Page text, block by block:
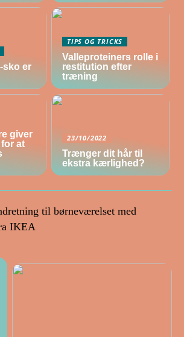
sko er
TIPS OG TRICKS
Valleproteiners rolle i
restitution efter
træning
giver
at
23/10/2022
Trænger dit hår til
ekstra kærlighed?
til børneværelset med
IKEA